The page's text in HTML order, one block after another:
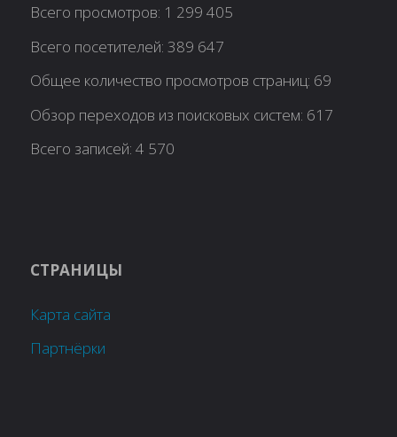
Всего просмотров: 1 299 405
Всего посетителей:389 647
Общее количество просмотров страниц: 69
Обзор переходов из поисковых систем: 617
Всего записей:4 570
СТРАНИЦЫ
Карта сайта
Партнёрки